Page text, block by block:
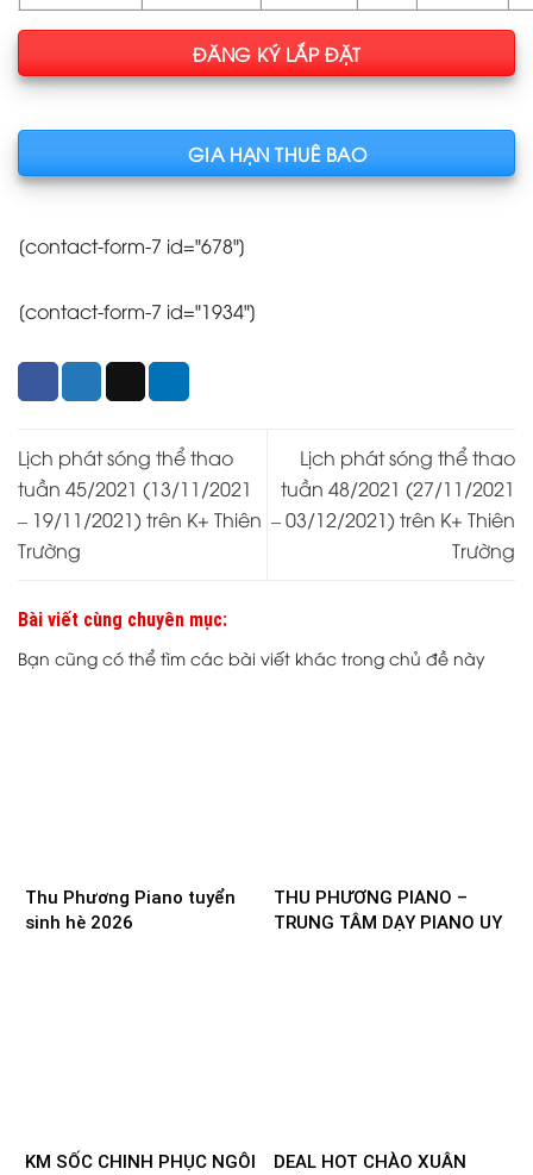
ĐĂNG KÝ LẮP ĐẶT
GIA HẠN THUÊ BAO
[contact-form-7 id="678"]
[contact-form-7 id="1934"]
Lịch phát sóng thể thao
tuần 45/2021 (13/11/2021
– 19/11/2021) trên K+ Thiên
Trường
Lịch phát sóng thể thao
tuần 48/2021 (27/11/2021
– 03/12/2021) trên K+ Thiên
Trường
Bài viết cùng chuyên mục:
Bạn cũng có thể tìm các bài viết khác trong chủ đề này
Thu Phương Piano tuyển
sinh hè 2026
THU PHƯƠNG PIANO –
TRUNG TÂM DẠY PIANO UY
KM SỐC CHINH PHỤC NGÔI
DEAL HOT CHÀO XUÂN